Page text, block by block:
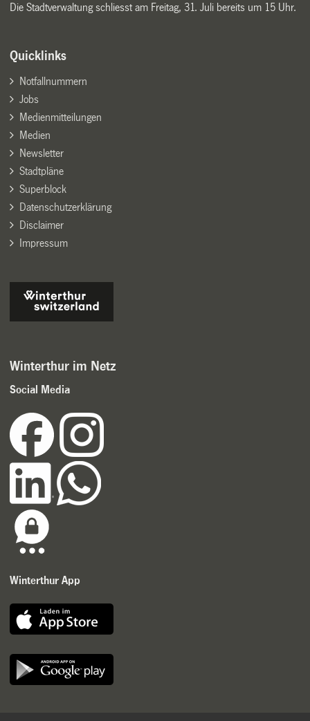
Die Stadtverwaltung schliesst am Freitag, 31. Juli bereits um 15 Uhr.
Quicklinks
Notfallnummern
Jobs
Medienmitteilungen
Medien
Newsletter
Stadtpläne
Superblock
Datenschutzerklärung
Disclaimer
Impressum
Winterthur im Netz
Social Media
Winterthur App